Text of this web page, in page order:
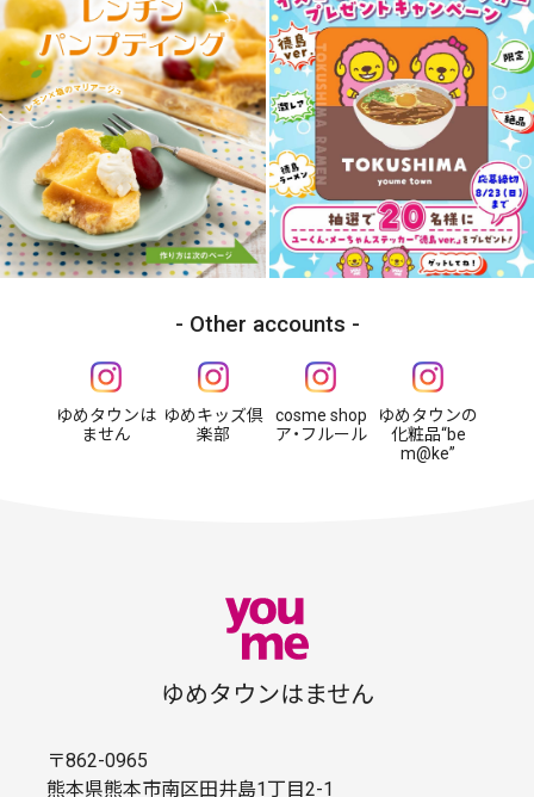
Other accounts
ゆめタウンは
ません
ゆめキッズ倶
楽部
cosme shop
ア・フルール
ゆめタウンの
化粧品“be
m@ke”
ゆめタウンはません
〒862-0965
熊本県熊本市南区田井島1丁目2-1